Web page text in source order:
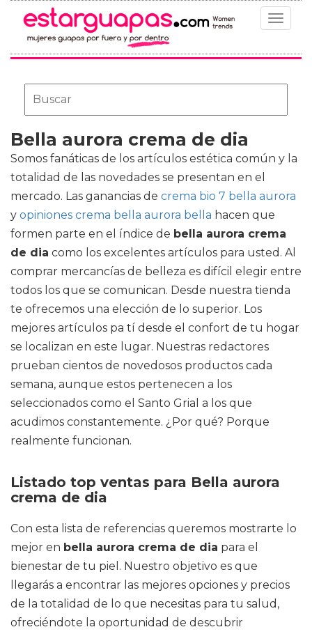
Toggle
Bella aurora crema de dia
Somos fanáticas de los artículos estética común y la
totalidad de las novedades se presentan en el
mercado. Las ganancias de crema bio 7 bella aurora
y opiniones crema bella aurora bella hacen que
formen parte en el índice de bella aurora crema
de dia como los excelentes artículos para usted. Al
comprar mercancías de belleza es difícil elegir entre
todos los que se comunican. Desde nuestra tienda
te ofrecemos una elección de lo superior. Los
mejores artículos pa tí desde el confort de tu hogar
se localizan en este lugar. Nuestras redactores
prueban cientos de novedosos productos cada
semana, aunque estos pertenecen a los
seleccionados como el Santo Grial a los que
acudimos constantemente. ¿Por qué? Porque
realmente funcionan.
Listado top ventas para Bella aurora
crema de dia
Con esta lista de referencias queremos mostrarte lo
mejor en bella aurora crema de dia para el
bienestar de tu piel. Nuestro objetivo es que
llegarás a encontrar las mejores opciones y precios
de la totalidad de lo que necesitas para tu salud,
ofreciéndote la oportunidad de descubrir